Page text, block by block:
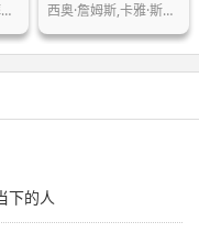
格伦·克洛斯,萝丝·拜恩,泰特·多诺万… 西奥·詹姆斯,卡雅·斯考达里奥,丹尼尔…
下的人